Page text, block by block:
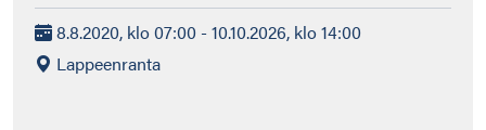
8.8.2020, klo 07:00 - 10.10.2026, klo 14:00
Lappeenranta